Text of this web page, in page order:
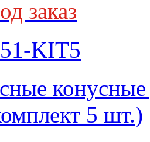
заказ
KIT5
5 шт.)